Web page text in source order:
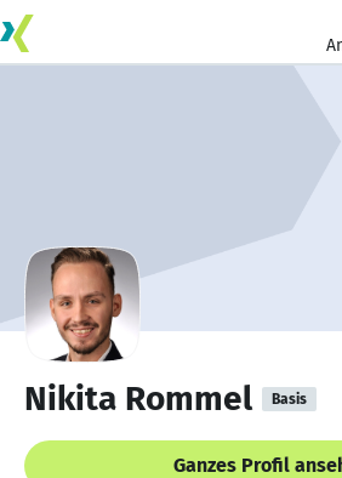
Nikita Rommel Basis
Ganzes Profil